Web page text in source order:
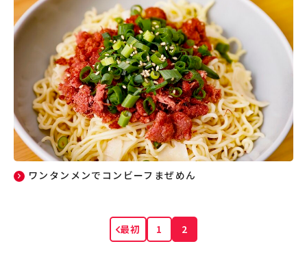
ワンタンメンでコンビーフまぜめん
最初 1 2